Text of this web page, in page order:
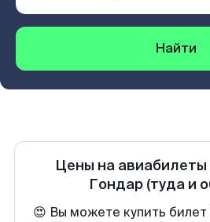
Найти
Цены на авиабилеты
Гондар (туда и
😍 Вы можете купить